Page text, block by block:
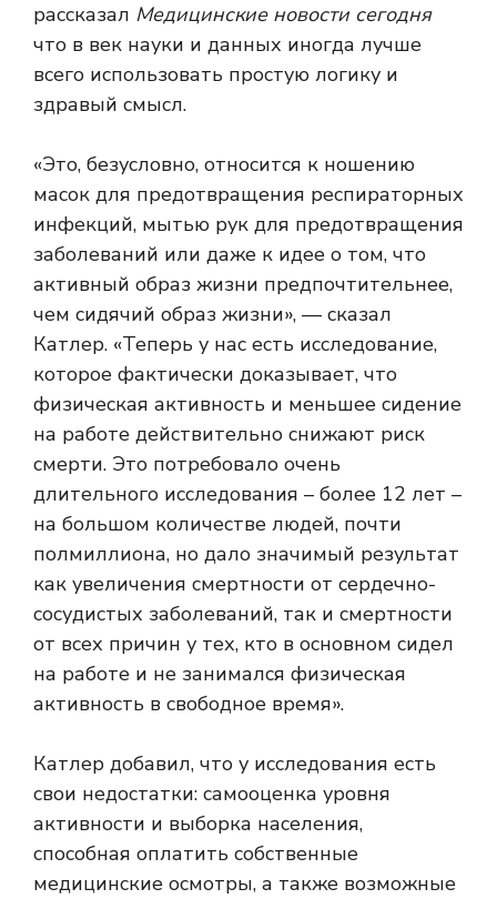
рассказал Медицинские новости сегодня
что в век науки и данных иногда лучше
всего использовать простую логику и
здравый смысл.
«Это, безусловно, относится к ношению
масок для предотвращения респираторных
инфекций, мытью рук для предотвращения
заболеваний или даже к идее о том, что
активный образ жизни предпочтительнее,
чем сидячий образ жизни», — сказал
Катлер. «Теперь у нас есть исследование,
которое фактически доказывает, что
физическая активность и меньшее сидение
на работе действительно снижают риск
смерти. Это потребовало очень
длительного исследования – более 12 лет –
на большом количестве людей, почти
полмиллиона, но дало значимый результат
как увеличения смертности от сердечно-
сосудистых заболеваний, так и смертности
от всех причин у тех, кто в основном сидел
на работе и не занимался физическая
активность в свободное время».
Катлер добавил, что у исследования есть
свои недостатки: самооценка уровня
активности и выборка населения,
способная оплатить собственные
медицинские осмотры, а также возможные